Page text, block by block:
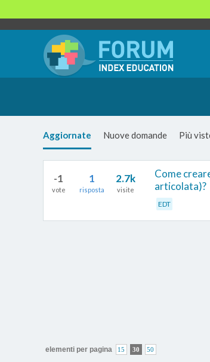
Aggiornate Nuove domande Più
-1
vote
1
risposta
2.7k
visite
Come
articolata)?
EDT
elementi per pagina 15 30 50